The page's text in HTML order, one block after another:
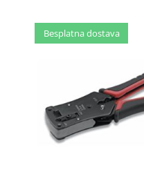
Besplatna dostava
Besplatna dostava